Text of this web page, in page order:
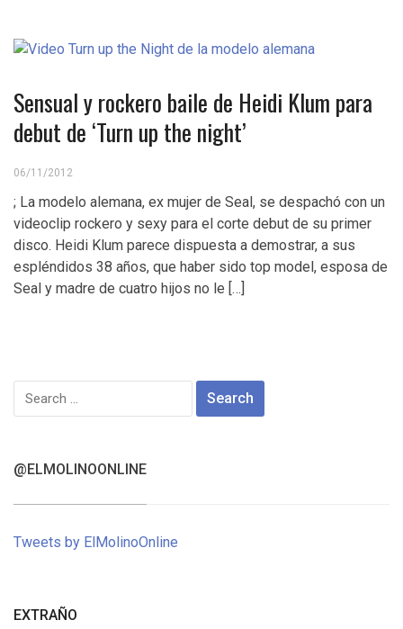
Sensual y rockero baile de Heidi Klum para
debut de ‘Turn up the night’
06/11/2012
; La modelo alemana, ex mujer de Seal, se despachó con un
videoclip rockero y sexy para el corte debut de su primer
disco. Heidi Klum parece dispuesta a demostrar, a sus
espléndidos 38 años, que haber sido top model, esposa de
Seal y madre de cuatro hijos no le […]
Search
@ELMOLINOONLINE
Tweets by ElMolinoOnline
EXTRAÑO